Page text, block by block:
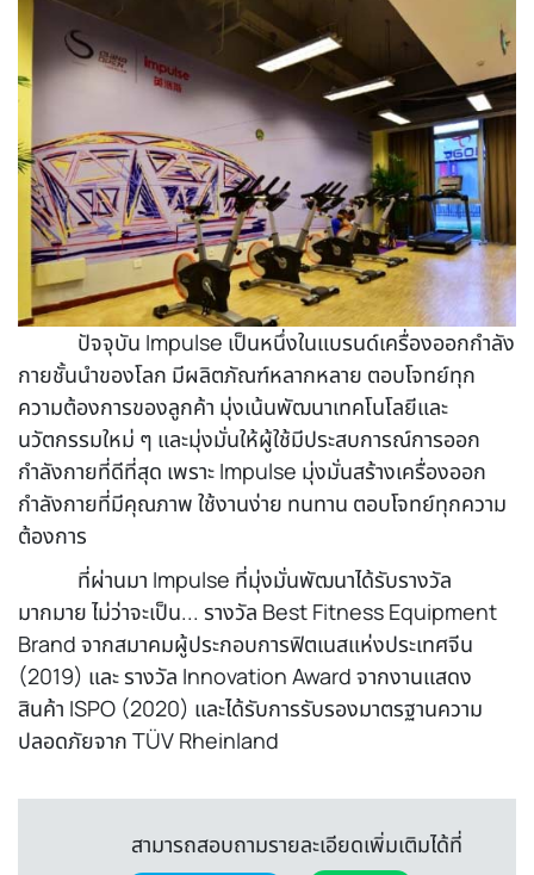
ปัจจุบัน Impulse เป็นหนึ่งในแบรนด์เครื่องออกกำลัง
กายชั้นนำของโลก มีผลิตภัณฑ์หลากหลาย ตอบโจทย์ทุก
ความต้องการของลูกค้า มุ่งเน้นพัฒนาเทคโนโลยีและ
นวัตกรรมใหม่ ๆ และมุ่งมั่นให้ผู้ใช้มีประสบการณ์การออก
กำลังกายที่ดีที่สุด เพราะ Impulse มุ่งมั่นสร้างเครื่องออก
กำลังกายที่มีคุณภาพ ใช้งานง่าย ทนทาน ตอบโจทย์ทุกความ
ต้องการ
ที่ผ่านมา Impulse ที่มุ่งมั่นพัฒนาได้รับรางวัล
มากมาย ไม่ว่าจะเป็น... รางวัล Best Fitness Equipment
Brand จากสมาคมผู้ประกอบการฟิตเนสแห่งประเทศจีน
(2019) และ รางวัล Innovation Award จากงานแสดง
สินค้า ISPO (2020) และได้รับการรับรองมาตรฐานความ
ปลอดภัยจาก TÜV Rheinland
สามารถสอบถามรายละเอียดเพิ่มเติมได้ที่